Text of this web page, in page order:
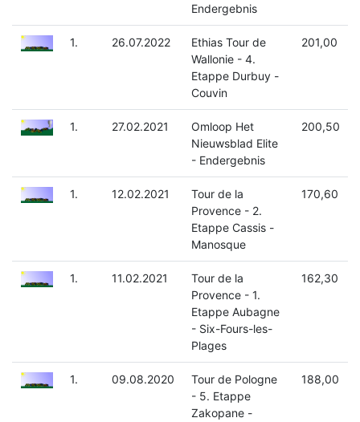
Endergebnis
1. 26.07.2022
Ethias Tour de
Wallonie - 4.
Etappe Durbuy -
Couvin
201,00
1. 27.02.2021
Omloop Het
Nieuwsblad Elite
- Endergebnis
200,50
1. 12.02.2021
Tour de la
Provence - 2.
Etappe Cassis -
Manosque
170,60
1. 11.02.2021
Tour de la
Provence - 1.
Etappe Aubagne
- Six-Fours-les-
Plages
162,30
1. 09.08.2020
Tour de Pologne
- 5. Etappe
Zakopane -
188,00